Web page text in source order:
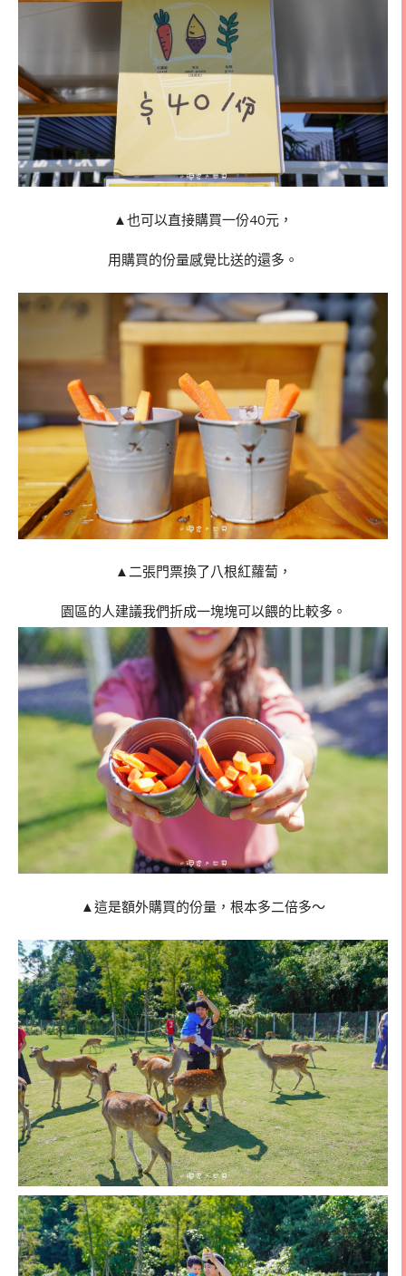
▲也可以直接購買一份40元，
用購買的份量感覺比送的還多。
▲二張門票換了八根紅蘿蔔，
園區的人建議我們折成一塊塊可以餵的比較多。
▲這是額外購買的份量，根本多二倍多～